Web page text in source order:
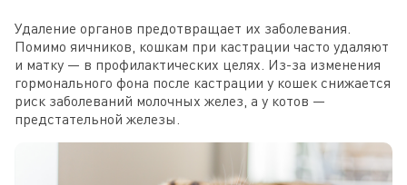
Удаление органов предотвращает их заболевания.
Помимо яичников, кошкам при кастрации часто удаляют
и матку — в профилактических целях. Из-за изменения
гормонального фона после кастрации у кошек снижается
риск заболеваний молочных желез, а у котов —
предстательной железы.